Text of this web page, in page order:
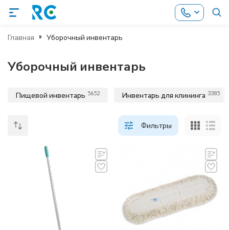
Главная Уборочный инвентарь
Уборочный инвентарь
Пищевой инвентарь 5652 Инвентарь для клининга 3385
Фильтры